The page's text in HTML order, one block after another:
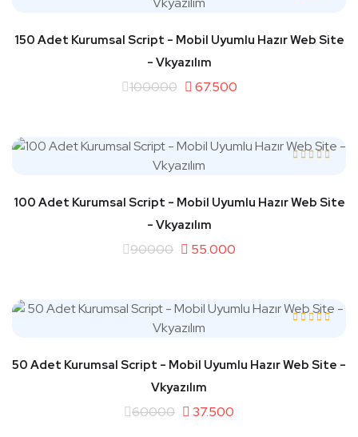
150 Adet Kurumsal Script - Mobil Uyumlu Hazır Web Site
- Vkyazılım
100000 67.500
100 Adet Kurumsal Script - Mobil Uyumlu Hazır Web Site
- Vkyazılım
90000 55.000
50 Adet Kurumsal Script - Mobil Uyumlu Hazır Web Site -
Vkyazılım
60000 37.500